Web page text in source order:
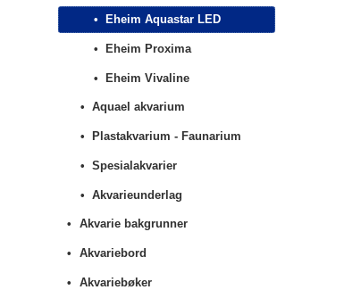
Eheim Aquastar LED
Eheim Proxima
Eheim Vivaline
Aquael akvarium
Plastakvarium - Faunarium
Spesialakvarier
Akvarieunderlag
Akvarie bakgrunner
Akvariebord
Akvariebøker